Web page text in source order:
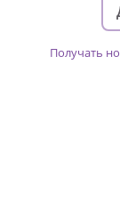
Получать